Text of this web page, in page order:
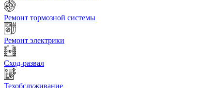
Ремонт тормозной системы
Ремонт электрики
Сход-развал
Техобслуживание